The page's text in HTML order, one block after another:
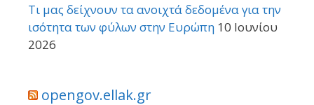
Τι μας δείχνουν τα ανοιχτά δεδομένα για την
ισότητα των φύλων στην Ευρώπη 10 Ιουνίου
2026
opengov.ellak.gr